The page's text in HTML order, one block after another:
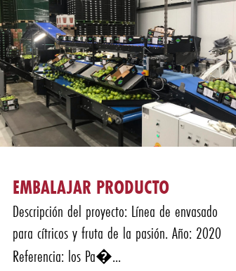
EMBALAJAR PRODUCTO
Descripción del proyecto: Línea de envasado
para cítricos y fruta de la pasión. Año: 2020
Referencia: los Pa�...